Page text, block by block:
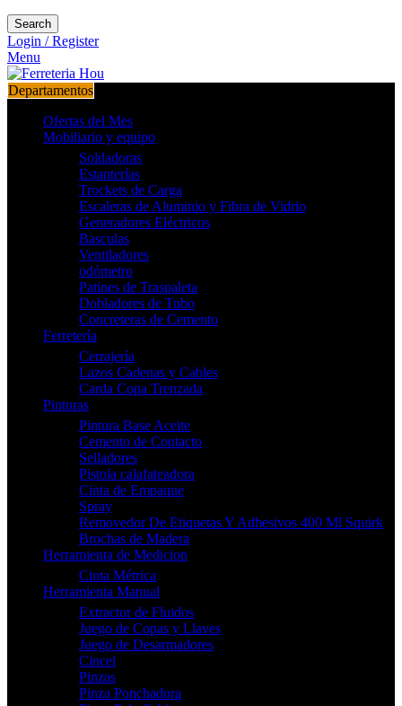
Search
Login / Register
Menu
Departamentos
Ofertas del Mes
Mobiliario y equipo
Soldadoras
Estanterías
Trockets de Carga
Escaleras de Aluminio y Fibra de Vidrio
Generadores Eléctricos
Basculas
Ventiladores
odómetro
Patines de Traspaleta
Dobladores de Tubo
Concreteras de Cemento
Ferretería
Cerrajería
Lazos Cadenas y Cables
Carda Copa Trenzada
Pinturas
Pintura Base Aceite
Cemento de Contacto
Selladores
Pistola calafateadora
Cinta de Empaque
Spray
Removedor De Etiquetas Y Adhesivos 400 Ml Squirk
Brochas de Madera
Herramienta de Medicion
Cinta Métrica
Herramienta Manual
Extractor de Fluidos
Juego de Copas y Llaves
Juego de Desarmadores
Cincel
Pinzas
Pinza Ponchadora